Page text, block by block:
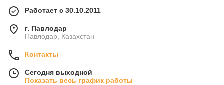
Работает с 30.10.2011
г. Павлодар
Павлодар, Казахстан
Контакты
Сегодня выходной
Показать весь график работы